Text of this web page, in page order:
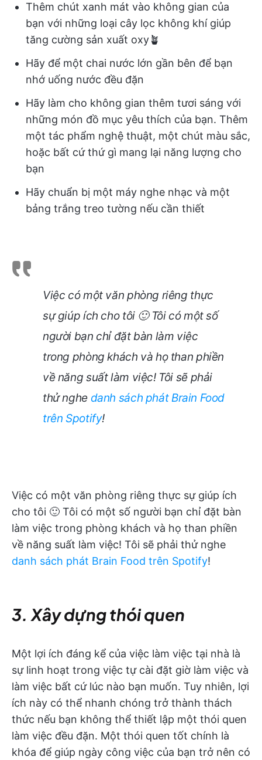
Thêm chút xanh mát vào không gian của
bạn với những loại cây lọc không khí giúp
tăng cường sản xuất oxy🪴
Hãy để một chai nước lớn gần bên để bạn
nhớ uống nước đều đặn
Hãy làm cho không gian thêm tươi sáng với
những món đồ mục yêu thích của bạn. Thêm
một tác phẩm nghệ thuật, một chút màu sắc,
hoặc bất cứ thứ gì mang lại năng lượng cho
bạn
Hãy chuẩn bị một máy nghe nhạc và một
bảng trắng treo tường nếu cần thiết
Việc có một văn phòng riêng thực
sự giúp ích cho tôi 🙂 Tôi có một số
người bạn chỉ đặt bàn làm việc
trong phòng khách và họ than phiền
về năng suất làm việc! Tôi sẽ phải
thử nghe danh sách phát Brain Food
trên Spotify!
Việc có một văn phòng riêng thực sự giúp ích
cho tôi 🙂 Tôi có một số người bạn chỉ đặt bàn
làm việc trong phòng khách và họ than phiền
về năng suất làm việc! Tôi sẽ phải thử nghe
danh sách phát Brain Food trên Spotify!
3. Xây dựng thói quen
Một lợi ích đáng kể của việc làm việc tại nhà là
sự linh hoạt trong việc tự cài đặt giờ làm việc và
làm việc bất cứ lúc nào bạn muốn. Tuy nhiên, lợi
ích này có thể nhanh chóng trở thành thách
thức nếu bạn không thể thiết lập một thói quen
làm việc đều đặn. Một thói quen tốt chính là
khóa để giúp ngày công việc của bạn trở nên có